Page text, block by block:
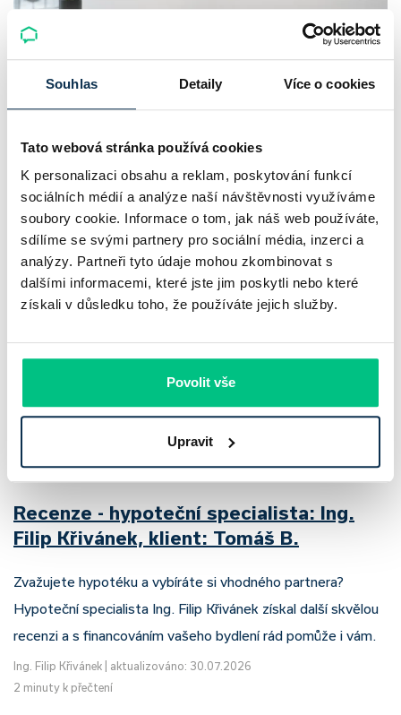
Souhlas Detaily Více o cookies
Tato webová stránka používá cookies
K personalizaci obsahu a reklam, poskytování funkcí
sociálních médií a analýze naší návštěvnosti využíváme
soubory cookie. Informace o tom, jak náš web používáte,
sdílíme se svými partnery pro sociální média, inzerci a
analýzy. Partneři tyto údaje mohou zkombinovat s
dalšími informacemi, které jste jim poskytli nebo které
získali v důsledku toho, že používáte jejich služby.
Povolit vše
Upravit
Komerční banka: pokles zisku
Komerční banka nabízí docela plastický obrázek dnešního
bankovního trhu. Na jedné straně jí podle zadaného rámce
klesl zisk na 8,5 miliardy korun, na druhé ale dál výrazně
rostly úvěry a…
Pavel Pohanka|aktualizováno: 31.07.2026
Recenze - hypoteční specialista: Ing.
Filip Křivánek, klient: Tomáš B.
Zvažujete hypotéku a vybíráte si vhodného partnera?
Hypoteční specialista Ing. Filip Křivánek získal další skvělou
recenzi a s financováním vašeho bydlení rád pomůže i vám.
Ing. Filip Křivánek
aktualizováno: 30.07.2026
2 minuty k přečtení